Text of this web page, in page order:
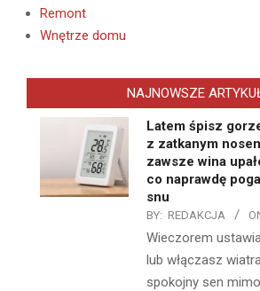
Remont
Wnętrze domu
NAJNOWSZE
Latem śpisz
z zatkanym
zawsze wina
co naprawdę
snu
BY: REDAKCJA
Wieczorem
lub włączasz
spokojny sen